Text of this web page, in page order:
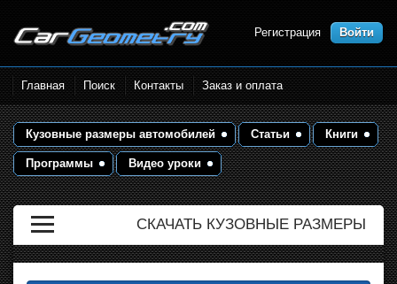
Размеры кузова автомобилей.
Контрольные точки и кузовные
размеры. Геометрия кузова
Регистрация Войти
Главная Поиск Контакты Заказ и оплата
Кузовные размеры автомобилей Статьи Книги
Программы Видео уроки
СКАЧАТЬ КУЗОВНЫЕ РАЗМЕРЫ